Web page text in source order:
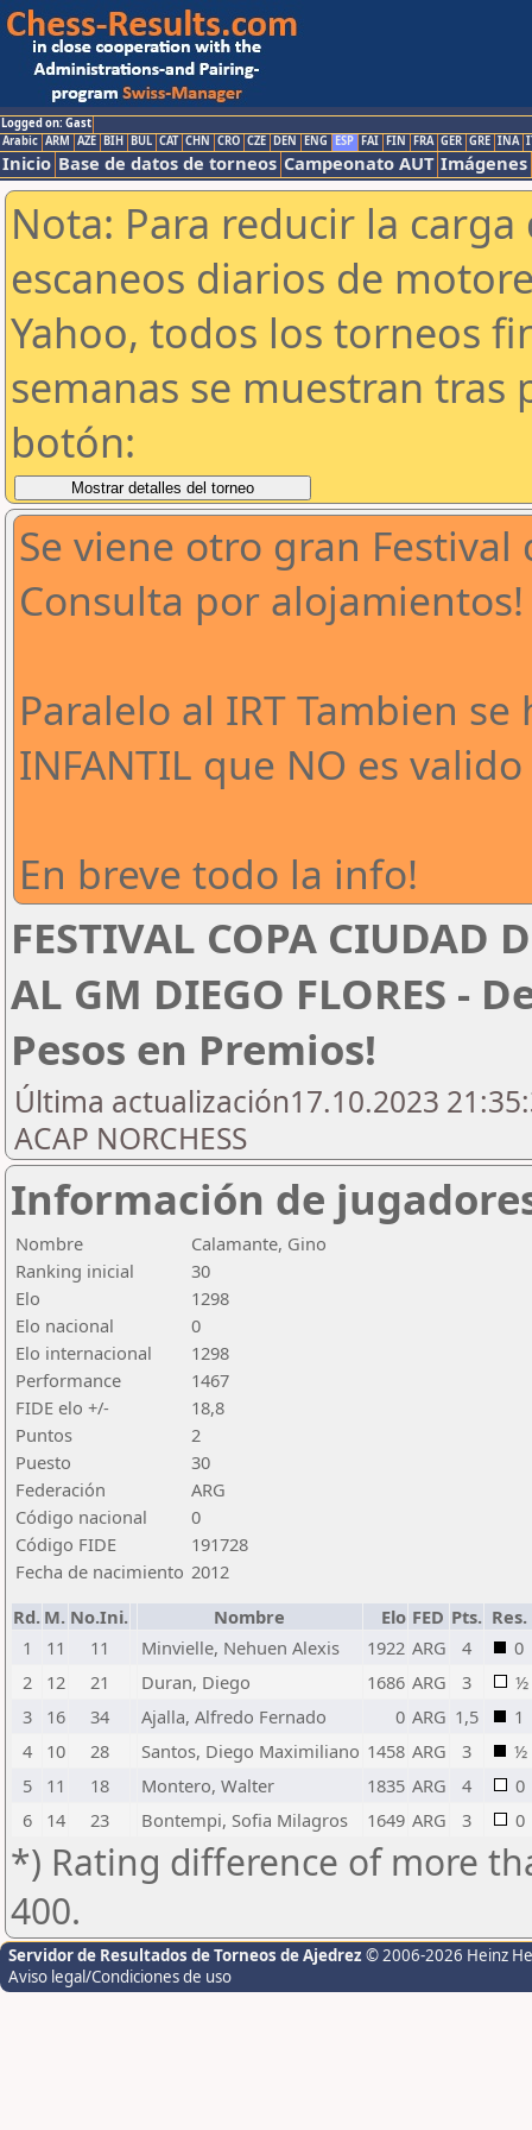
Logged on: Gast
Arabic ARM AZE BIH BUL CAT CHN CRO CZE DEN ENG ESP FAI FIN FRA GER GRE INA
Inicio Base de datos de torneos Campeonato AUT Imágenes
Nota: Para reducir la
escaneos diarios de
Yahoo, todos los torneos
semanas se muestran tras
botón:
Se viene otro gran Festival
Consulta por
Paralelo al IRT Tambien
INFANTIL que NO es valido
En breve todo la info!
FESTIVAL COPA CIUDAD
AL GM DIEGO FLORES -
Pesos en Premios!
Última actualización17.10.2023
ACAP NORCHESS
Información de
Nombre
Calamante, Gino
Ranking inicial
30
Elo
1298
Elo nacional
0
Elo internacional
1298
Performance
1467
FIDE elo +/-
18,8
Puntos
2
Puesto
30
Federación
ARG
Código nacional
0
Código FIDE
191728
Fecha de nacimiento 2012
Rd. M. No.Ini. Nombre Elo FED Pts. Res.
1
11 11 Minvielle, Nehuen Alexis 1922 ARG 4
0
2
12 21 Duran, Diego 1686 ARG 3
½
3
16 34 Ajalla, Alfredo Fernado 0 ARG 1,5
1
4
10 28 Santos, Diego Maximiliano 1458 ARG 3
½
5
11 18 Montero, Walter 1835 ARG 4
0
6
14 23 Bontempi, Sofia Milagros 1649 ARG 3 0
*) Rating difference of more
400.
Servidor de Resultados de Torneos de Ajedrez © 2006-2026 Heinz
Aviso legal/Condiciones de uso